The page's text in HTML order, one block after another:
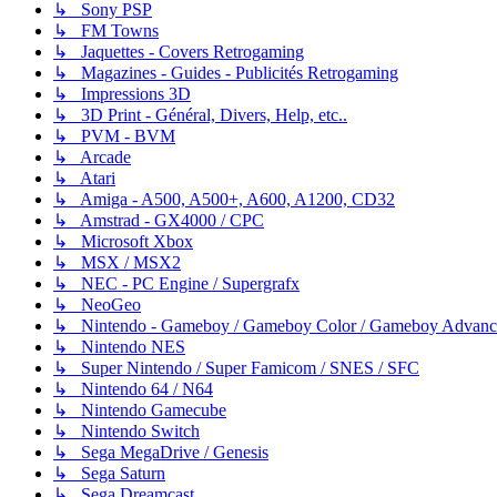
↳ Sony PSP
↳ FM Towns
↳ Jaquettes - Covers Retrogaming
↳ Magazines - Guides - Publicités Retrogaming
↳ Impressions 3D
↳ 3D Print - Général, Divers, Help, etc..
↳ PVM - BVM
↳ Arcade
↳ Atari
↳ Amiga - A500, A500+, A600, A1200, CD32
↳ Amstrad - GX4000 / CPC
↳ Microsoft Xbox
↳ MSX / MSX2
↳ NEC - PC Engine / Supergrafx
↳ NeoGeo
↳ Nintendo - Gameboy / Gameboy Color / Gameboy
↳ Nintendo NES
↳ Super Nintendo / Super Famicom / SNES / SFC
↳ Nintendo 64 / N64
↳ Nintendo Gamecube
↳ Nintendo Switch
↳ Sega MegaDrive / Genesis
↳ Sega Saturn